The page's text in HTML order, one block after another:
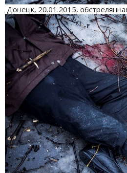
Донецк, 20.01.2015,